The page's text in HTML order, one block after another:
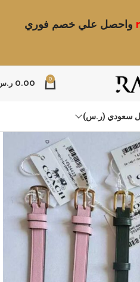
واحصل علي خصم فوري
0
0.00
سعودي (ر.س)